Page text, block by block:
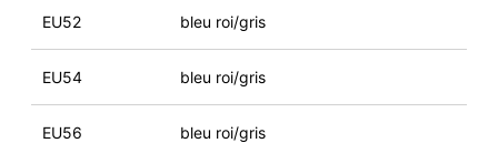
EU52 bleu roi/gris
EU54 bleu roi/gris
EU56 bleu roi/gris